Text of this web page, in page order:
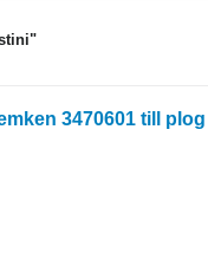
3470601 till plog